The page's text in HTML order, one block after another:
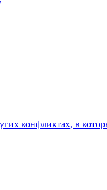
конфликтах, в